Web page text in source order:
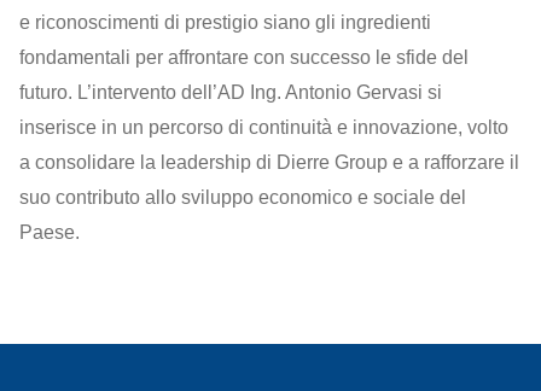
e riconoscimenti di prestigio siano gli ingredienti
fondamentali per affrontare con successo le sfide del
futuro. L’intervento dell’AD Ing. Antonio Gervasi si
inserisce in un percorso di continuità e innovazione, volto
a consolidare la leadership di Dierre Group e a rafforzare il
suo contributo allo sviluppo economico e sociale del
Paese.